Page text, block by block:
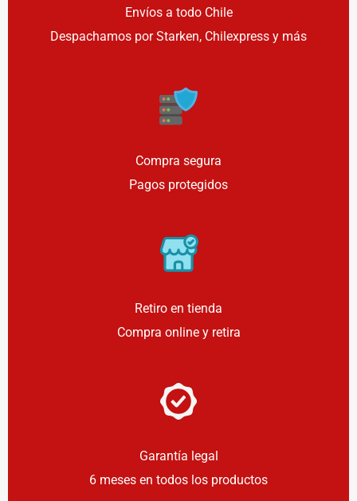
Envíos a todo Chile
Despachamos por Starken, Chilexpress y más
Compra segura
Pagos protegidos
Retiro en tienda
Compra online y retira
Garantía legal
6 meses en todos los productos